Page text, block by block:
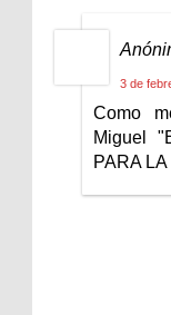
3 de
Como
Miguel
PARA